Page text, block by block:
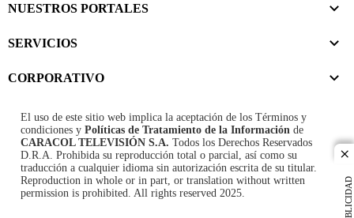
PUBLICIDAD
NUESTROS PORTALES
SERVICIOS
CORPORATIVO
El uso de este sitio web implica la aceptación de los Términos y
condiciones y Políticas de Tratamiento de la Información de
CARACOL TELEVISIÓN S.A. Todos los Derechos Reservados
D.R.A. Prohibida su reproducción total o parcial, así como su
traducción a cualquier idioma sin autorización escrita de su titular.
Reproduction in whole or in part, or translation without written
permission is prohibited. All rights reserved 2025.